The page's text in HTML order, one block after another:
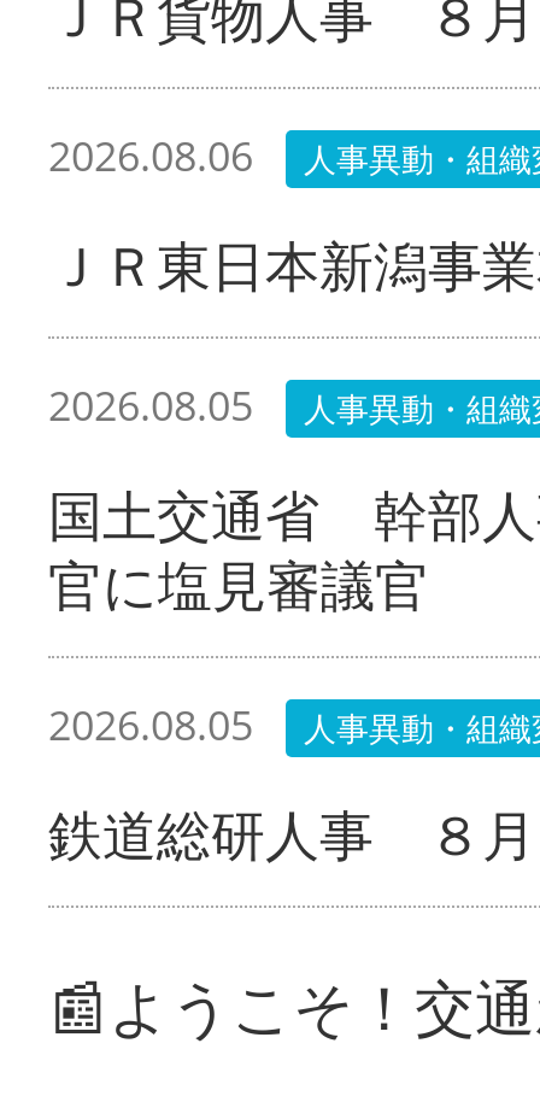
ＪＲ貨物人事 ８
2026.08.06 人事異動・組
ＪＲ東日本新潟事
2026.08.05 人事異動・組
国土交通省 幹部
官に塩見審議官
2026.08.05 人事異動・組
鉄道総研人事 ８
📰ようこそ！交